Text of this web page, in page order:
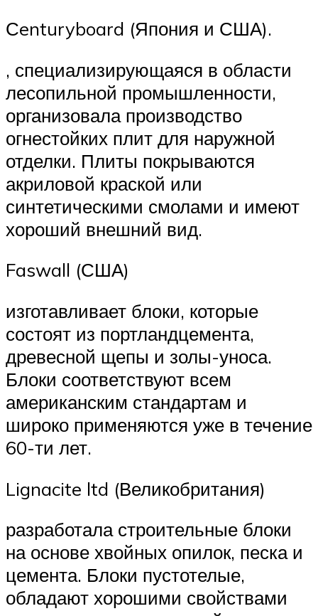
Сenturyboard (Япония и США).
, специализирующаяся в области
лесопильной промышленности,
организовала производство
огнестойких плит для наружной
отделки. Плиты покрываются
акриловой краской или
синтетическими смолами и имеют
хороший внешний вид.
Faswall (США)
изготавливает блоки, которые
состоят из портландцемента,
древесной щепы и золы-уноса.
Блоки соответствуют всем
американским стандартам и
широко применяются уже в течение
60-ти лет.
Lignacite ltd (Великобритания)
разработала строительные блоки
на основе хвойных опилок, песка и
цемента. Блоки пустотелые,
обладают хорошими свойствами